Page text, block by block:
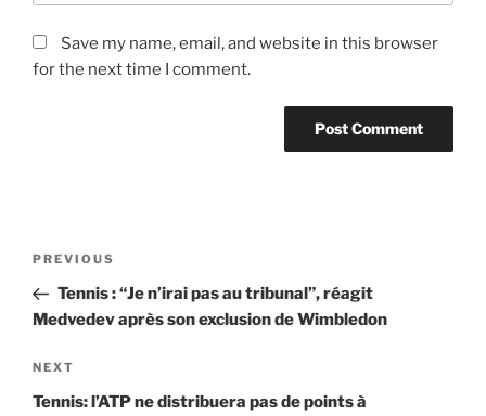
Save my name, email, and website in this browser
for the next time I comment.
Previous
Post
PREVIOUS
Tennis : “Je n’irai pas au tribunal”, réagit
Medvedev après son exclusion de Wimbledon
Next
Post
NEXT
Tennis: l’ATP ne distribuera pas de points à